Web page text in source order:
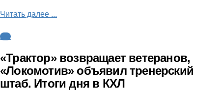
Читать далее ...
КХЛ
«Трактор» возвращает ветеранов,
«Локомотив» объявил тренерский
штаб. Итоги дня в КХЛ